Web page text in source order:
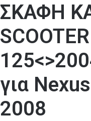
ΣΚΑΦΗ
SCOOTER
για
2008